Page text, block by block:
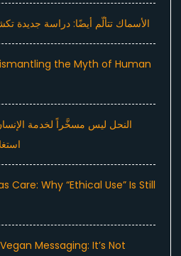
الأسماك تتألّم أيضًا: دراسة جديدة
the Myth of Human
النحل ليس مسخَّراً لخدمة
Care: Why “Ethical Use” Is Still
Messaging: It’s Not